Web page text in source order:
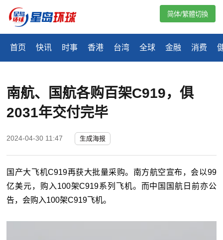
首页 快讯 时事 香港 台湾 全球 金融 消费
简体/繁體切換
南航、国航各购百架C919，俱
2031年交付完毕
2024-04-30 11:47 生成海报
国产大飞机C919再获大批量采购。南方航空宣布，会以99
亿美元，购入100架C919系列飞机。而中国国航日前亦公
告，会购入100架C919飞机。